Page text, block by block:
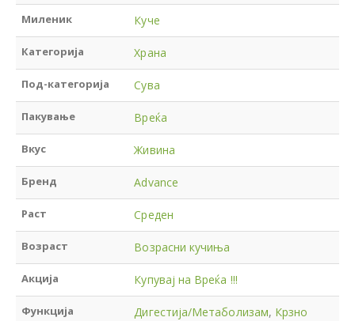
Миленик Куче
Категорија Храна
Под-категорија Сува
Пакување Вреќа
Вкус Живина
Бренд Advance
Раст Среден
Возраст Возрасни кучиња
Акција Купувај на Вреќа !!!
Функција Дигестија/Метаболизам, Крзно